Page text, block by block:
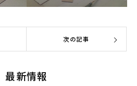
次の記事
最新情報